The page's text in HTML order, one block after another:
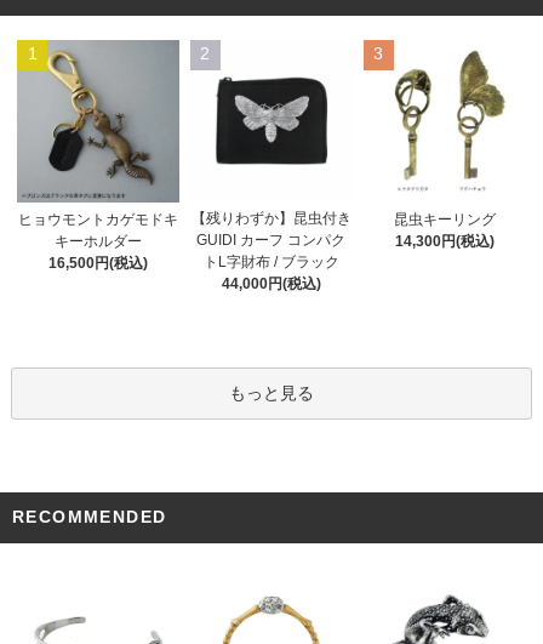
1
ヒョウモントカゲモドキ
キーホルダー
16,500円(税込)
2
【残りわずか】昆虫付き
GUIDI カーフ コンパク
トL字財布 / ブラック
44,000円(税込)
3
昆虫キーリング
14,300円(税込)
もっと見る
RECOMMENDED